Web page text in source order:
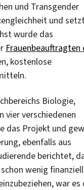
und Transgender
und
wurde das
Frauenbeauftragten
kostenlose
Biologie,
vier verschiedenen
das Projekt und
ebenfalls aus
berichtet,
wenig
war es